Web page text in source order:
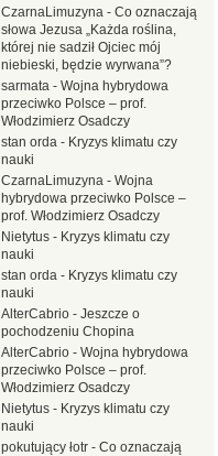
CzarnaLimuzyna - Co oznaczają
słowa Jezusa „Każda roślina,
której nie sadził Ojciec mój
niebieski, będzie wyrwana”?
sarmata - Wojna hybrydowa
przeciwko Polsce – prof.
Włodzimierz Osadczy
stan orda - Kryzys klimatu czy
nauki
CzarnaLimuzyna - Wojna
hybrydowa przeciwko Polsce –
prof. Włodzimierz Osadczy
Nietytus - Kryzys klimatu czy
nauki
stan orda - Kryzys klimatu czy
nauki
AlterCabrio - Jeszcze o
pochodzeniu Chopina
AlterCabrio - Wojna hybrydowa
przeciwko Polsce – prof.
Włodzimierz Osadczy
Nietytus - Kryzys klimatu czy
nauki
pokutujący łotr - Co oznaczają